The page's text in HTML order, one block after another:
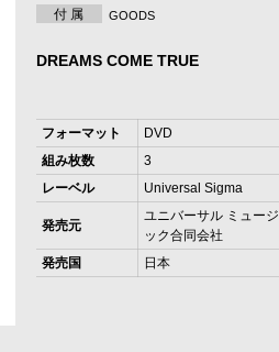
付 属 GOODS
DREAMS COME TRUE
フォーマット
DVD
組み枚数
3
レーベル
Universal Sigma
発売元
ユニバーサル ミュージ
ック合同会社
発売国
日本